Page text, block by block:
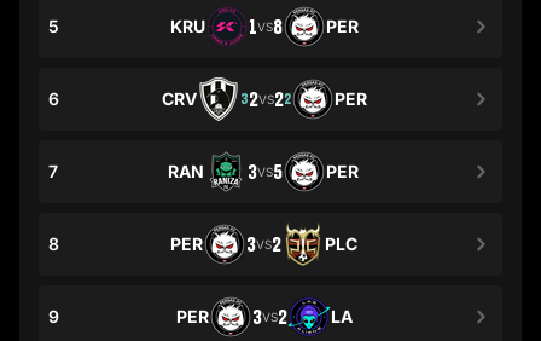
5 KRU 1VS8 PER
6 CRV 32VS22 PER
7 RAN 3VS5 PER
8 PER 3VS2 PLC
9 PER 3VS2 LA